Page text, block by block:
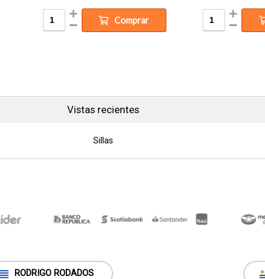
Comprar
Vistas recientes
Sillas
RODRIGO RODADOS